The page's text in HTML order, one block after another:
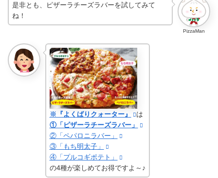
PizzaMan
是非とも、ピザーラチーズラバーを試してみて
ね！
※『よくばりクォーター』
は
①「ピザーラチーズラバー」
②「ペパロニラバー」
③「もち明太子」
④「プルコギポテト」
の4種が楽しめてお得ですよ～♪